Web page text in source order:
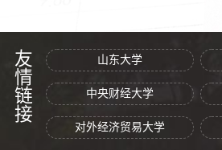
友情链接 山东大学
中央财经大学
对外经济贸易大学